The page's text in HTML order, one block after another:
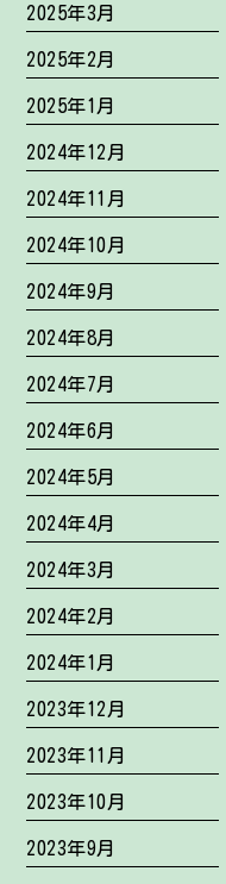
2025年3月
2025年2月
2025年1月
2024年12月
2024年11月
2024年10月
2024年9月
2024年8月
2024年7月
2024年6月
2024年5月
2024年4月
2024年3月
2024年2月
2024年1月
2023年12月
2023年11月
2023年10月
2023年9月